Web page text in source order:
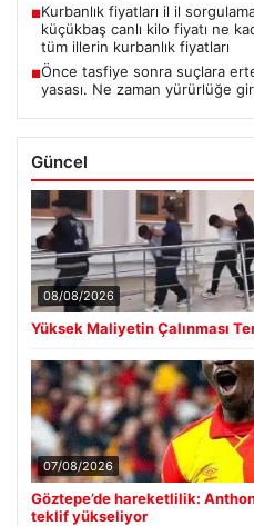
■Kurbanlık fiyatları il il
küçükbaş canlı kilo fiyatı ne
tüm illerin kurbanlık fiyatları
■Önce tasfiye sonra suçlara
yasası. Ne zaman yürürlüğe
Güncel
08/08/2026
Yüksek Maliyetin Çalınması
07/08/2026
Göztepe’de hareketlilik:
teklif yükseliyor